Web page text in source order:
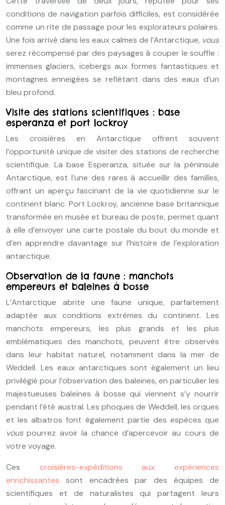
conditions de navigation parfois difficiles, est considérée
comme un rite de passage pour les explorateurs polaires.
Une fois arrivé dans les eaux calmes de l’Antarctique, vous
serez récompensé par des paysages à couper le souffle :
immenses glaciers, icebergs aux formes fantastiques et
montagnes enneigées se reflétant dans des eaux d’un
bleu profond.
Visite des stations scientifiques : base
esperanza et port lockroy
Les croisières en Antarctique offrent souvent
l’opportunité unique de visiter des stations de recherche
scientifique. La base Esperanza, située sur la péninsule
Antarctique, est l’une des rares à accueillir des familles,
offrant un aperçu fascinant de la vie quotidienne sur le
continent blanc. Port Lockroy, ancienne base britannique
transformée en musée et bureau de poste, permet quant
à elle d’envoyer une carte postale du bout du monde et
d’en apprendre davantage sur l’histoire de l’exploration
antarctique.
Observation de la faune : manchots
empereurs et baleines à bosse
L’Antarctique abrite une faune unique, parfaitement
adaptée aux conditions extrêmes du continent. Les
manchots empereurs, les plus grands et les plus
emblématiques des manchots, peuvent être observés
dans leur habitat naturel, notamment dans la mer de
Weddell. Les eaux antarctiques sont également un lieu
privilégié pour l’observation des baleines, en particulier les
majestueuses baleines à bosse qui viennent s’y nourrir
pendant l’été austral. Les phoques de Weddell, les orques
et les albatros font également partie des espèces que
vouspourrez avoir la chance d’apercevoir au cours de
votre voyage.
Ces croisières-expéditions aux expériences
enrichissantes sont encadrées par des équipes de
scientifiques et de naturalistes qui partagent leurs